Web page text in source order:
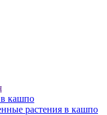
кашпо
растения в кашпо